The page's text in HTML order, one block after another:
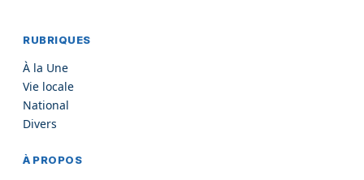
RUBRIQUES
À la Une
Vie locale
National
Divers
À PROPOS